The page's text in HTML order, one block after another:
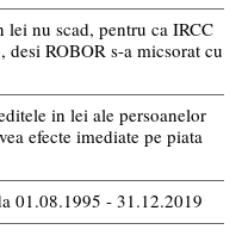
nu scad, pentru ca IRCC
desi ROBOR s-a micsorat cu
in lei ale persoanelor
efecte imediate pe piata
01.08.1995 - 31.12.2019